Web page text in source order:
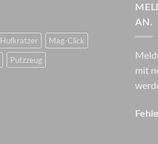
Hufkratzer
Mag-Click
Putzzeug
AN.
mit